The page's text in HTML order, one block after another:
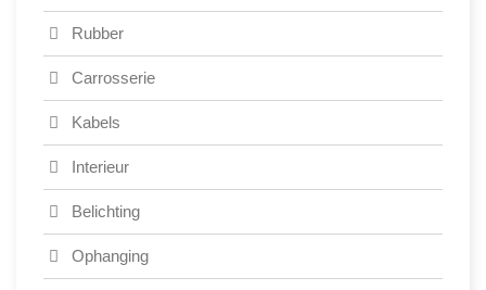
Rubber
Carrosserie
Kabels
Interieur
Belichting
Ophanging